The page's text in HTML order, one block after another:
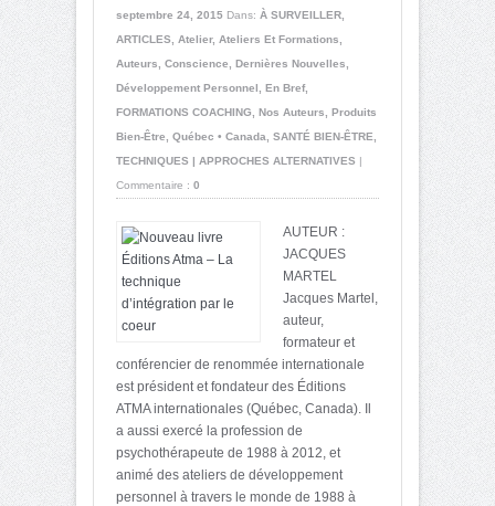
septembre 24, 2015 Dans: À SURVEILLER
ARTICLES
Atelier, Ateliers Et Formations
Auteurs
Conscience Dernières Nouvelles
Développement Personnel
En Bref,
FORMATIONS COACHING
Nos Auteurs
Produits
Bien-Être
Québec • Canada SANTÉ BIEN-ÊTRE
TECHNIQUES | APPROCHES ALTERNATIVES |
Commentaire : 0
AUTEUR :
JACQUES
MARTEL
Jacques Martel,
auteur,
formateur et
conférencier de renommée internationale
est président et fondateur des Éditions
ATMA internationales (Québec, Canada). Il
a aussi exercé la profession de
psychothérapeute de 1988 à 2012, et
animé des ateliers de développement
personnel à travers le monde de 1988 à